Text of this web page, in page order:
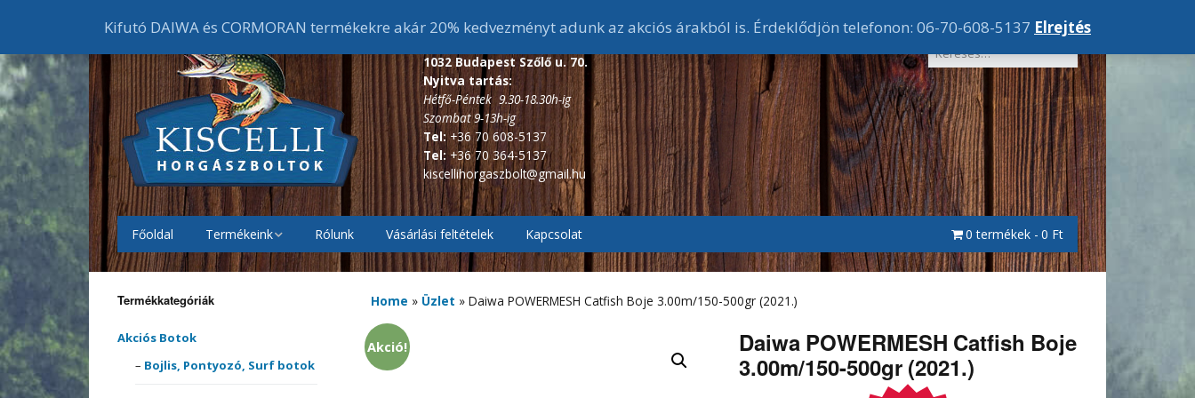
1032 Budapest Szőlő u. 70.
Nyitva tartás:
Hétfő-Péntek 9.30-18.30h-ig
Szombat 9-13h-ig
Tel:+36 70 608-5137
Tel: +36 70 364-5137
kiscellihorgaszbolt@gmail.hu
Főoldal Termékeink
Akciós Botok
Bojlis, Pontyozó, Surf
2.7m és 3 m-s bojlis
Feeder, Picker botok
orsók
Akciós Ruházat
Cipők, Bakancsok,
Rólunk Vásárlási feltételek Kapcsolat 0 termékek 0 Ft
Termékkategóriák
Akciós Botok
Bojlis, Pontyozó, Surf botok
Home » Üzlet »Daiwa POWERMESH Catfish Boje 3.00m/150-500gr (2021.)
Akció!
Daiwa POWERMESH Catfish Boje
3.00m/150-500gr (2021.)
Kifutó DAIWA és CORMORAN termékekre akár 20% kedvezményt adunk az akciós árakból is. Érdeklődjön telefonon: 06-70-608-5137 Elrejtés